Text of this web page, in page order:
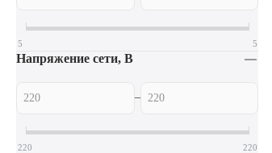
5 5
Напряжение сети, В
–
220 220